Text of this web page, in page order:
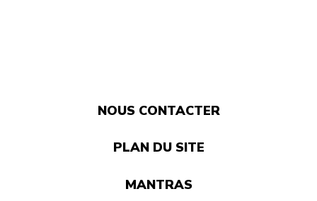
NOUS CONTACTER
PLAN DU SITE
MANTRAS